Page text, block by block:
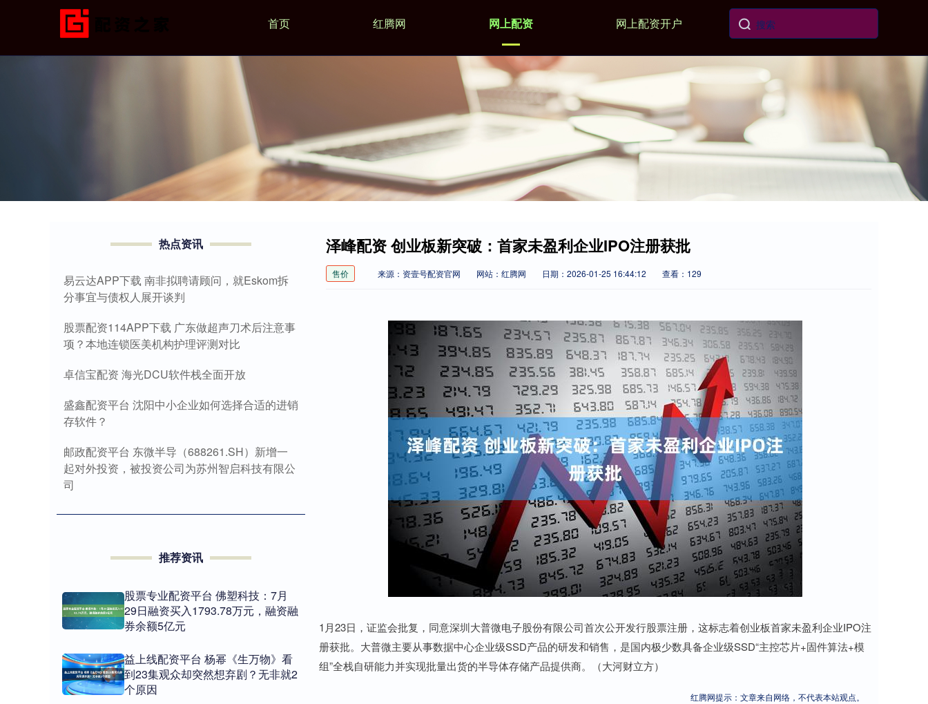
首页 红腾网 网上配资 网上配资开户
泽峰配资 创业板新突破：首家未盈利企业IPO注册获批
售价 来源：资壹号配资官网 网站：红腾网 日期：2026-01-25 16:44:12 查看：129
1月23日，证监会批复，同意深圳大普微电子股份有限公司首次公开发行股票注册，这标志着创业板首家未盈利企业IPO注
册获批。大普微主要从事数据中心企业级SSD产品的研发和销售，是国内极少数具备企业级SSD“主控芯片+固件算法+模
组”全栈自研能力并实现批量出货的半导体存储产品提供商。（大河财立方）
红腾网提示：文章来自网络，不代表本站观点。
热点资讯
易云达APP下载 南非拟聘请顾问，就Eskom拆
分事宜与债权人展开谈判
股票配资114APP下载 广东做超声刀术后注意事
项？本地连锁医美机构护理评测对比
卓信宝配资 海光DCU软件栈全面开放
盛鑫配资平台 沈阳中小企业如何选择合适的进销
存软件？
邮政配资平台 东微半导（688261.SH）新增一
起对外投资，被投资公司为苏州智启科技有限公
司
推荐资讯
股票专业配资平台 佛塑科技：7月
29日融资买入1793.78万元，融资融
券余额5亿元
益上线配资平台 杨幂《生万物》看
到23集观众却突然想弃剧？无非就2
个原因